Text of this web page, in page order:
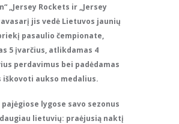
„Jersey Rockets ir „Jersey
jis vedė Lietuvos jaunių
pasaulio čempionate,
5 įvarčius, atlikdamas 4
perdavimus bei padėdamas
iškovoti aukso medalius.
lygose savo sezonus
lietuvių: praėjusią naktį